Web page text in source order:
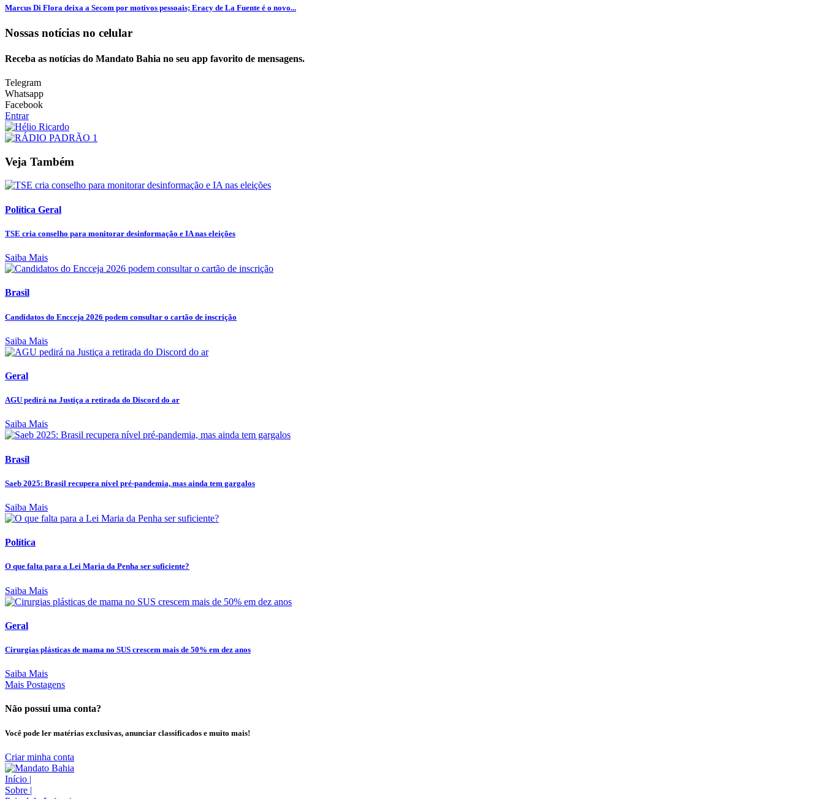
Marcus Di Flora deixa a Secom por motivos pessoais; Eracy de La Fuente é o novo...
Nossas notícias no celular
Receba as notícias do Mandato Bahia no seu app favorito de mensagens.
Telegram
Whatsapp
Facebook
Entrar
Veja Também
Política Geral
TSE cria conselho para monitorar desinformação e IA nas eleições
Saiba Mais
Brasil
Candidatos do Encceja 2026 podem consultar o cartão de inscrição
Saiba Mais
Geral
AGU pedirá na Justiça a retirada do Discord do ar
Saiba Mais
Brasil
Saeb 2025: Brasil recupera nível pré-pandemia, mas ainda tem gargalos
Saiba Mais
Política
O que falta para a Lei Maria da Penha ser suficiente?
Saiba Mais
Geral
Cirurgias plásticas de mama no SUS crescem mais de 50% em dez anos
Saiba Mais
Mais Postagens
Não possui uma conta?
Você pode ler matérias exclusivas, anunciar classificados e muito mais!
Criar minha conta
Início |
Sobre |